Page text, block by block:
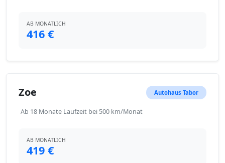
AB MONATLICH
416 €
Zoe Autohaus Tabor
Ab 18 Monate Laufzeit bei 500 km/Monat
AB MONATLICH
419 €